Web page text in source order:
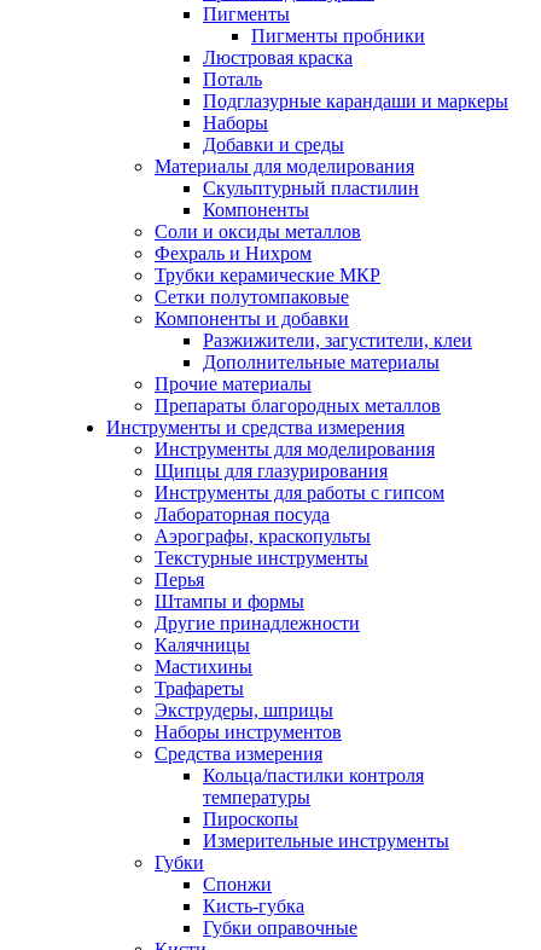
Пигменты
Пигменты пробники
Люстровая краска
Поталь
Подглазурные карандаши и маркеры
Наборы
Добавки и среды
Материалы для моделирования
Скульптурный пластилин
Компоненты
Соли и оксиды металлов
Фехраль и Нихром
Трубки керамические МКР
Сетки полутомпаковые
Компоненты и добавки
Разжижители, загустители, клеи
Дополнительные материалы
Прочие материалы
Препараты благородных металлов
Инструменты и средства измерения
Инструменты для моделирования
Щипцы для глазурирования
Инструменты для работы с гипсом
Лабораторная посуда
Аэрографы, краскопульты
Текстурные инструменты
Перья
Штампы и формы
Другие принадлежности
Калячницы
Мастихины
Трафареты
Экструдеры, шприцы
Наборы инструментов
Средства измерения
Кольца/пастилки контроля
температуры
Пироскопы
Измерительные инструменты
Губки
Спонжи
Кисть-губка
Губки оправочные